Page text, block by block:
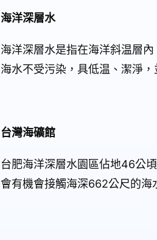
海洋深層水
海洋深層水是指在海洋斜温層
海水不受污染，具低温、潔淨
台灣海礦館
台肥海洋深層水園區佔地46公
會有機會接觸海深662公尺的海